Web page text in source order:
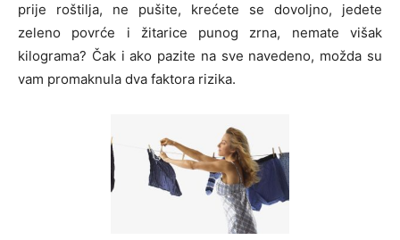
prije roštilja, ne pušite, krećete se dovoljno, jedete
zeleno povrće i žitarice punog zrna, nemate višak
kilograma? Čak i ako pazite na sve navedeno, možda su
vam promaknula dva faktora rizika.